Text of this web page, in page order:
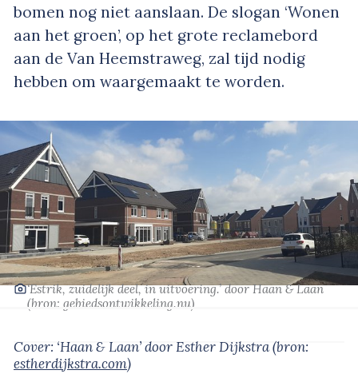
bomen nog niet aanslaan. De slogan ‘Wonen
aan het groen’, op het grote reclamebord
aan de Van Heemstraweg, zal tijd nodig
hebben om waargemaakt te worden.
‘Estrik, zuidelijk deel, in uitvoering.’door Haan & Laan
(bron: gebiedsontwikkeling.nu)
Cover: ‘Haan & Laan’door Esther Dijkstra(bron:
estherdijkstra.com)